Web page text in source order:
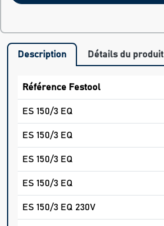
Description Détails du produit
Référence Festool
ES 150/3 EQ
ES 150/3 EQ
ES 150/3 EQ
ES 150/3 EQ
ES 150/3 EQ 230V